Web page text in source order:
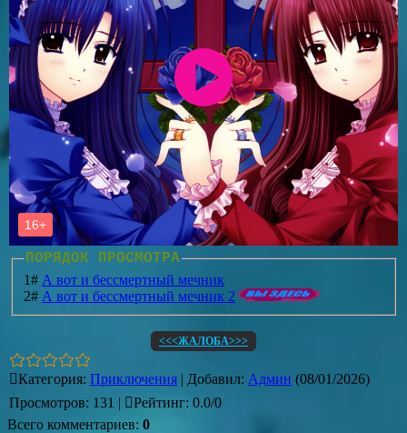
ПОРЯДОК ПРОСМОТРА
1# А вот и бессмертный мечник
2# А вот и бессмертный мечник 2
<<<ЖАЛОБА>>>
Категория: Приключения | Добавил: Админ (08/01/2026)
Просмотров: 131 | Рейтинг: 0.0/0
Всего комментариев: 0